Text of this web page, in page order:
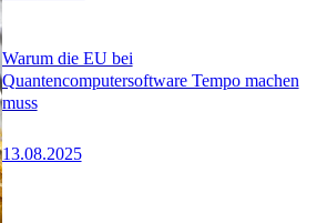
Warum die EU bei
Quantencomputersoftware Tempo machen
muss
13.08.2025